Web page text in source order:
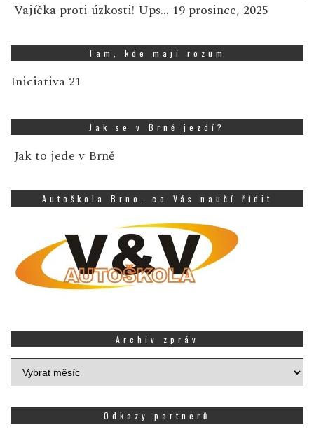
Vajíčka proti úzkosti! Ups… 19 prosince, 2025
Tam, kde mají rozum
Iniciativa 21
Jak se v Brně jezdí?
Jak to jede v Brně
Autoškola Brno, co Vás naučí řídit
Archiv zpráv
Archiv
zpráv
Odkazy partnerů